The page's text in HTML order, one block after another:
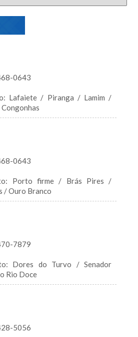
0643
Lafaiete / Piranga / Lamim /
0643
Porto firme / Brás Pires /
/ Ouro Branco
7879
Dores do Turvo / Senador
Rio Doce
5056